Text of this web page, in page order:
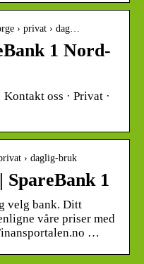
› privat › dag…
1 Nord-
oss · Privat ·
› daglig-bruk
1
velg bank. Ditt
våre priser med
…